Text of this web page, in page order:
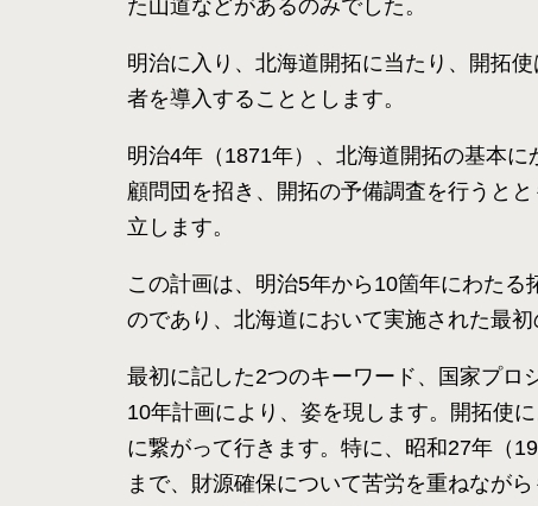
た山道などがあるのみでした。
明治に入り、北海道開拓に当たり、開拓
者を導入することとします。
明治4年（1871年）、北海道開拓の基本
顧問団を招き、開拓の予備調査を行うと
立します。
この計画は、明治5年から10箇年にわた
のであり、北海道において実施された最初
最初に記した2つのキーワード、国家プロ
10年計画により、姿を現します。開拓使
に繋がって行きます。特に、昭和27年（
まで、財源確保について苦労を重ねなが